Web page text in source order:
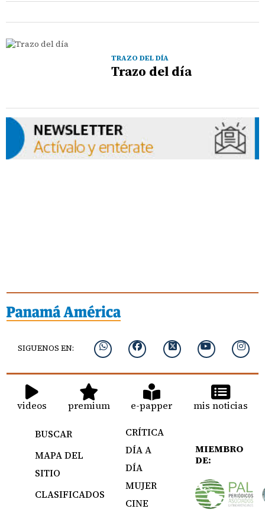
TRAZO DEL DÍA
Trazo del día
SIGUENOS EN:
videos premium e-papper mis noticias
BUSCAR
MAPA DEL
SITIO
CLASIFICADOS
CRÍTICA
DÍA A
DÍA
MUJER
CINE
MIEMBRO
DE: